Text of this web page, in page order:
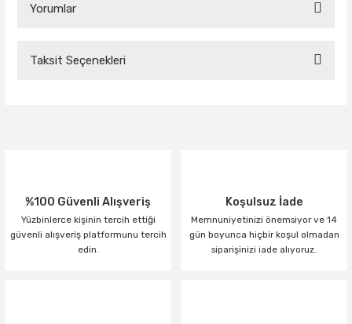
Yorumlar
Taksit Seçenekleri
%100 Güvenli Alışveriş
Yüzbinlerce kişinin tercih ettiği
güvenli alışveriş platformunu tercih
edin.
Koşulsuz İade
Memnuniyetinizi önemsiyor ve 14
gün boyunca hiçbir koşul olmadan
siparişinizi iade alıyoruz.